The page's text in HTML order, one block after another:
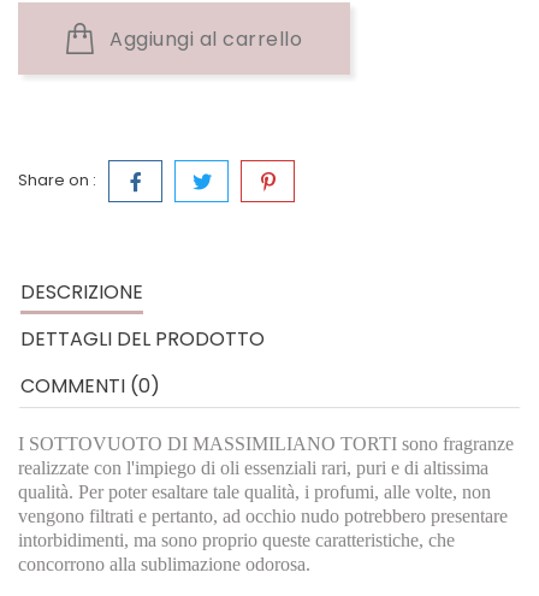
Aggiungi al carrello
Share on :
DESCRIZIONE
DETTAGLI DEL PRODOTTO
COMMENTI (0)
I SOTTOVUOTO DI MASSIMILIANO TORTI sono fragranze
realizzate con l'impiego di oli essenziali rari, puri e di altissima
qualità. Per poter esaltare tale qualità, i profumi, alle volte, non
vengono filtrati e pertanto, ad occhio nudo potrebbero presentare
intorbidimenti, ma sono proprio queste caratteristiche, che
concorrono alla sublimazione odorosa.